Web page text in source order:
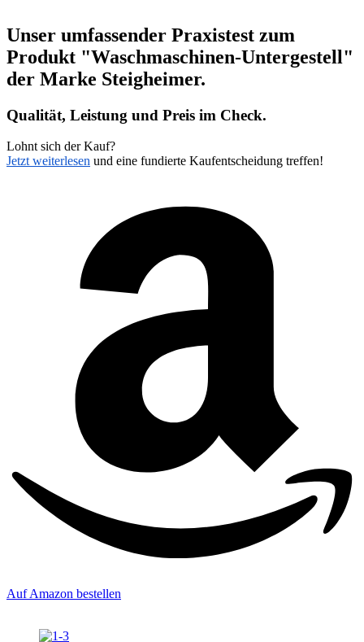
Unser umfassender Praxistest zum
Produkt "Waschmaschinen-Untergestell"
der Marke Steigheimer.
Qualität, Leistung und Preis im Check.
Lohnt sich der Kauf?
Jetzt weiterlesen und eine fundierte Kaufentscheidung treffen!
Auf Amazon bestellen